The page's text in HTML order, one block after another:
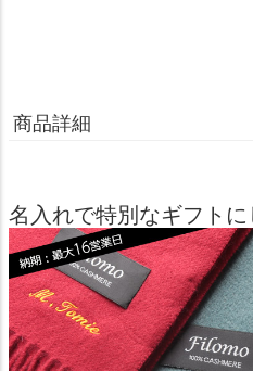
商品詳細
名入れで特別なギフト